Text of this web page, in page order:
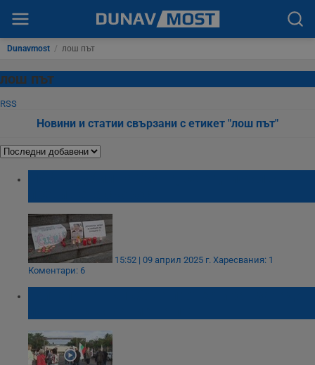
Dunavmost / лош път
лош път
RSS
Новини и статии свързани с етикет "лош път"
15:52 | 09 април 2025 г. Харесвания: 1
Коментари: 6